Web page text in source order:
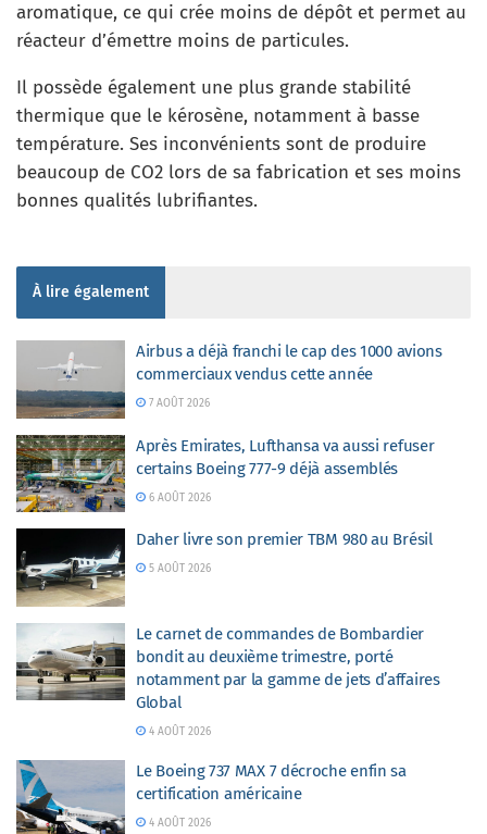
aromatique, ce qui crée moins de dépôt et permet au
réacteur d’émettre moins de particules.
Il possède également une plus grande stabilité
thermique que le kérosène, notamment à basse
température. Ses inconvénients sont de produire
beaucoup de CO2 lors de sa fabrication et ses moins
bonnes qualités lubrifiantes.
À lire également
Airbus a déjà franchi le cap des 1000 avions
commerciaux vendus cette année
7 AOÛT 2026
Après Emirates, Lufthansa va aussi refuser
certains Boeing 777-9 déjà assemblés
6 AOÛT 2026
Daher livre son premier TBM 980 au Brésil
5 AOÛT 2026
Le carnet de commandes de Bombardier
bondit au deuxième trimestre, porté
notamment par la gamme de jets d’affaires
Global
4 AOÛT 2026
Le Boeing 737 MAX 7 décroche enfin sa
certification américaine
4 AOÛT 2026